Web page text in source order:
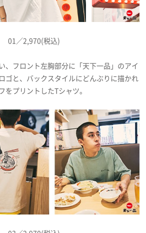
ー
01／2,970(税込)
、フロント左胸部分に「天下一品」のアイ
ゴと、バックスタイルにどんぶりに描かれ
をプリントしたTシャツ。